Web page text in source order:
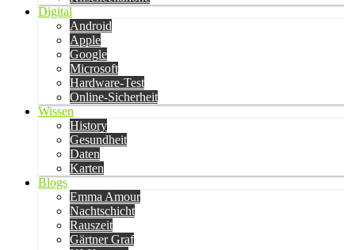
Digital
Android
Apple
Google
Microsoft
Hardware-Test
Online-Sicherheit
Wissen
History
Gesundheit
Daten
Karten
Blogs
Emma Amour
Nachtschicht
Rauszeit
Gärtner Graf